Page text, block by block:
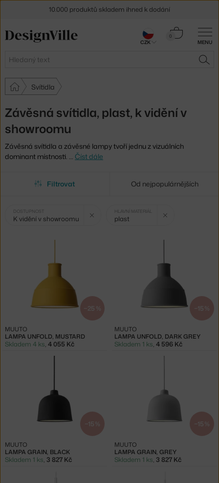
MENU
Hledat
0
Košík
Svítidla
Závěsná svítidla, plast, k vidění v
showroomu
Závěsná svítidla a závěsné lampy tvoří jednu z vizuálních
dominant místnosti. … Číst dále
Filtrovat Od nejpopulárnějších
Vybrané
filtry:
DOSTUPNOST
K vidění v showroomu
Zrušit filtr
HLAVNÍ MATERIÁL
plast
−25 %
LAMPA UNFOLD, MUSTARD
MUUTO
Skladem 4 ks 4 055 Kč
−15 %
LAMPA UNFOLD, DARK GREY
MUUTO
Skladem 1 ks 4 596 Kč
−15 %
LAMPA GRAIN, BLACK
MUUTO
Skladem 1 ks, 3 827 Kč
−15 %
LAMPA GRAIN, GREY
MUUTO
Skladem 1 ks, 3 827 Kč
10.000 produktů skladem ihned k dodání
Sleva 5 % pro odběratele
CZK